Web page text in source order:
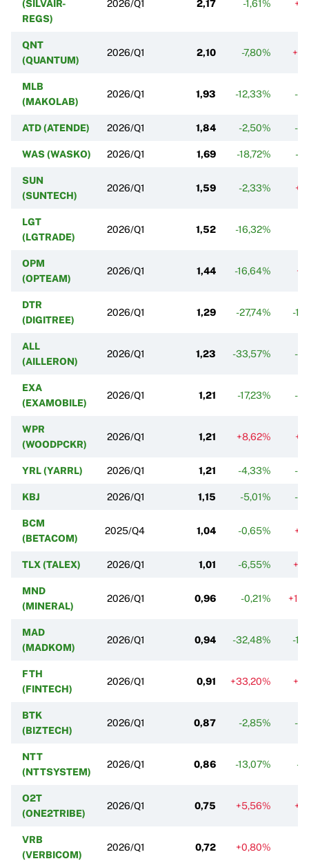
(SILVAIR-
REGS)
2026/Q1 2,17 -1,61%
QNT
(QUANTUM)
2026/Q1 2,10 -7,80%
MLB
(MAKOLAB)
2026/Q1 1,93 -12,33% -
ATD (ATENDE) 2026/Q1 1,84 -2,50% -
WAS (WASKO) 2026/Q1 1,69 -18,72% -
SUN
(SUNTECH)
2026/Q1 1,59 -2,33%
LGT
(LGTRADE)
2026/Q1 1,52 -16,32%
OPM
(OPTEAM)
2026/Q1 1,44 -16,64%
DTR
(DIGITREE)
2026/Q1 1,29 -27,74% -
ALL
(AILLERON)
2026/Q1 1,23 -33,57% -
EXA
(EXAMOBILE)
2026/Q1 1,21 -17,23% -
WPR
(WOODPCKR)
2026/Q1 1,21 +8,62%
YRL (YARRL) 2026/Q1 1,21 -4,33% -
KBJ 2026/Q1 1,15 -5,01% -
BCM
(BETACOM)
2025/Q4 1,04 -0,65%
TLX (TALEX) 2026/Q1 1,01 -6,55%
MND
(MINERAL)
2026/Q1 0,96 -0,21%
MAD
(MADKOM)
2026/Q1 0,94 -32,48% -
FTH
(FINTECH)
2026/Q1 0,91 +33,20%
BTK
(BIZTECH)
2026/Q1 0,87 -2,85% -
NTT
(NTTSYSTEM)
2026/Q1 0,86 -13,07% -
O2T
(ONE2TRIBE)
2026/Q1 0,75 +5,56%
VRB
(VERBICOM)
2026/Q1 0,72 +0,80%